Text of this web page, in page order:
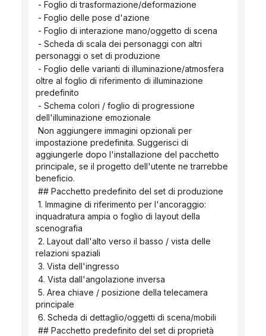
- Foglio di trasformazione/deformazione
- Foglio delle pose d'azione
- Foglio di interazione mano/oggetto di scena
personaggi o set di produzione
oltre al foglio di riferimento di illuminazione
predefinito
dell'illuminazione emozionale
impostazione predefinita. Suggerisci di
aggiungerle dopo l'installazione del pacchetto
principale, se il progetto dell'utente ne trarrebbe
beneficio.
## Pacchetto predefinito del set di produzione
inquadratura ampia o foglio di layout della
scenografia
relazioni spaziali
3. Vista dell'ingresso
4. Vista dall'angolazione inversa
principale
6. Scheda di dettaglio/oggetti di scena/mobili
## Pacchetto predefinito del set di proprietà